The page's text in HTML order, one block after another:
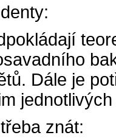
Dále je
znát: